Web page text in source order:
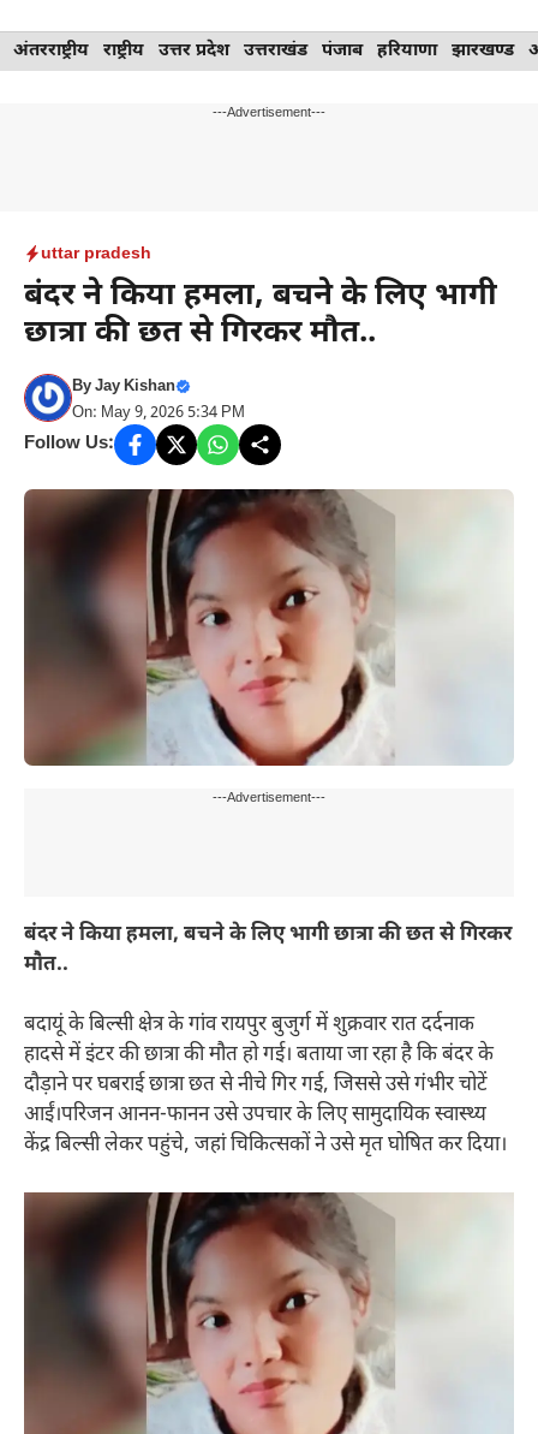
Skip
to
अंतरराष्ट्रीय राष्ट्रीय उत्तर प्रदेश उत्तराखंड पंजाब हरियाणा झारखण्ड
---Advertisement---
uttar pradesh
बंदर ने किया हमला, बचने के लिए भागी
छात्रा की छत से गिरकर मौत..
ByJay Kishan
On: May 9, 2026 5:34 PM
Follow Us:
---Advertisement---
बंदर ने किया हमला, बचने के लिए भागी छात्रा की छत से गिरकर
मौत..
बदायूं के बिल्सी क्षेत्र के गांव रायपुर बुजुर्ग में शुक्रवार रात दर्दनाक
हादसे में इंटर की छात्रा की मौत हो गई। बताया जा रहा है कि बंदर के
दौड़ाने पर घबराई छात्रा छत से नीचे गिर गई, जिससे उसे गंभीर चोटें
आईं।परिजन आनन-फानन उसे उपचार के लिए सामुदायिक स्वास्थ्य
केंद्र बिल्सी लेकर पहुंचे, जहां चिकित्सकों ने उसे मृत घोषित कर दिया।